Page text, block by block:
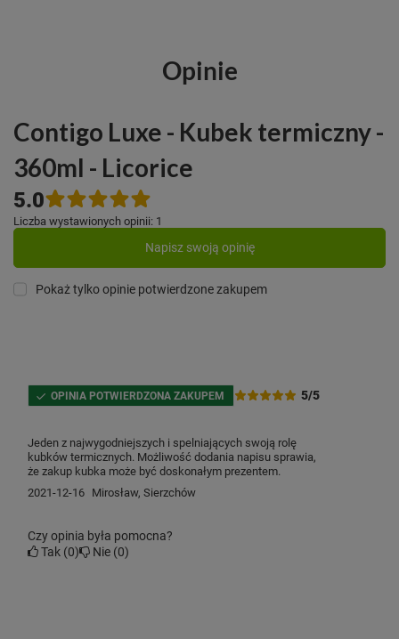
Opinie
Contigo Luxe - Kubek termiczny -
360ml - Licorice
5.0
Liczba wystawionych opinii: 1
Napisz swoją opinię
Pokaż tylko opinie potwierdzone zakupem
5/5
OPINIA POTWIERDZONA ZAKUPEM
Jeden z najwygodniejszych i spelniających swoją rolę
kubków termicznych. Możliwość dodania napisu sprawia,
że zakup kubka może być doskonałym prezentem.
2021-12-16 Mirosław, Sierzchów
Czy opinia była pomocna?
Tak 0 Nie 0